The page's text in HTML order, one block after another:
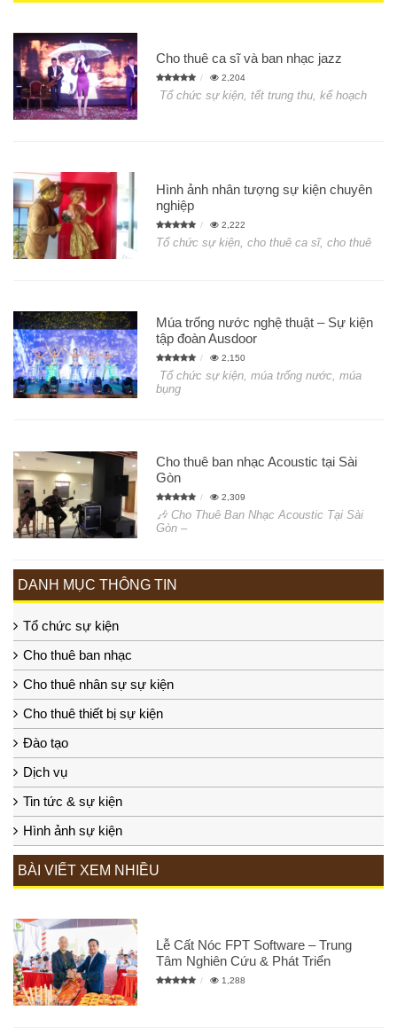
Cho thuê ca sĩ và ban nhạc jazz
2,204
Tổ chức sự kiện, tết trung thu, kế hoạch
Hình ảnh nhân tượng sự kiện chuyên
nghiệp
2,222
Tổ chức sự kiện, cho thuê ca sĩ, cho thuê
Múa trống nước nghệ thuật – Sự kiện
tập đoàn Ausdoor
2,150
Tổ chức sự kiện, múa trống nước, múa
bụng
Cho thuê ban nhạc Acoustic tại Sài
Gòn
2,309
🎶 Cho Thuê Ban Nhạc Acoustic Tại Sài
Gòn –
DANH MỤC THÔNG TIN
Tổ chức sự kiện
Cho thuê ban nhạc
Cho thuê nhân sự sự kiện
Cho thuê thiết bị sự kiện
Đào tạo
Dịch vụ
Tin tức & sự kiện
Hình ảnh sự kiện
BÀI VIẾT XEM NHIỀU
Lễ Cất Nóc FPT Software – Trung
Tâm Nghiên Cứu & Phát Triển
1,288